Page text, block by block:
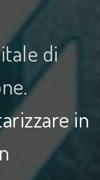
di
.
in